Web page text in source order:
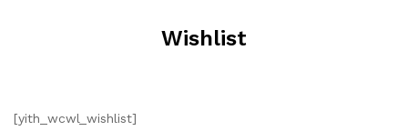
Wishlist
[yith_wcwl_wishlist]